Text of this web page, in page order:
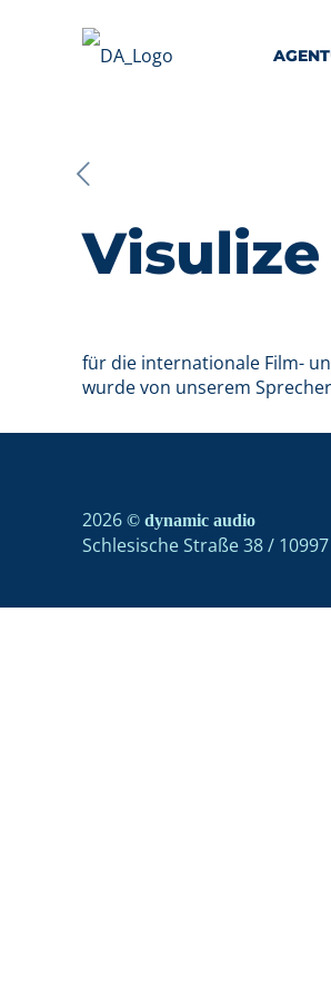
für die internationale Film-
wurde von unserem
2026 © dynamic audio
Schlesische Straße 38 /